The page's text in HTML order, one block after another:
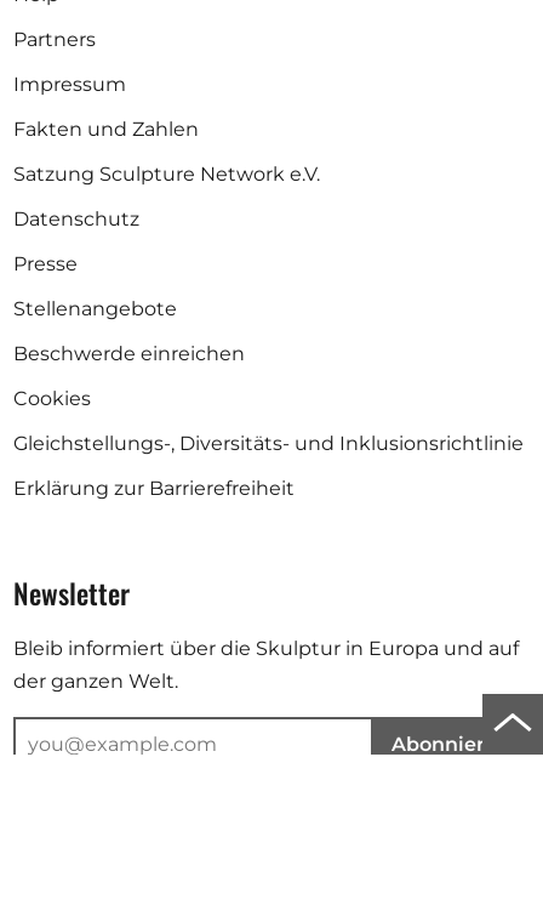
Partners
Impressum
Fakten und Zahlen
Satzung Sculpture Network e.V.
Datenschutz
Presse
Stellenangebote
Beschwerde einreichen
Cookies
Gleichstellungs-, Diversitäts- und Inklusionsrichtlinie
Erklärung zur Barrierefreiheit
Newsletter
Bleib informiert über die Skulptur in Europa und auf
der ganzen Welt.
Abonnieren